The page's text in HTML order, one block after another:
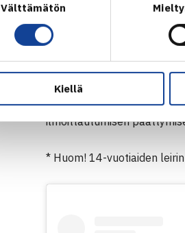
Välttämätön
Kiellä
Tennis Team Finland,
Tennis Team Finland -leiri
Vierumäki Cup
Kutsut leirille lähetetään
ilmoittautumisen
* Huom! 14-vuotiaiden